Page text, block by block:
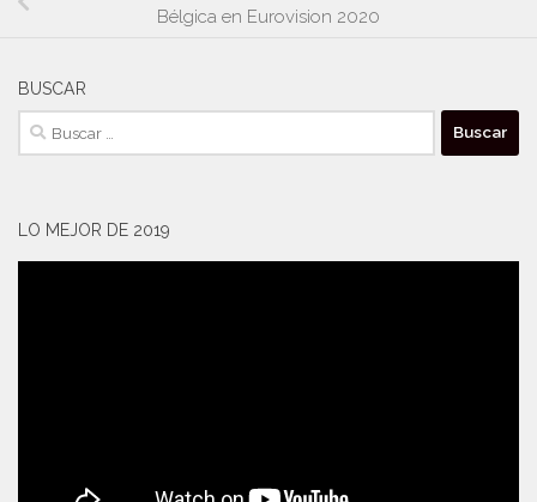
Bélgica en Eurovision 2020
BUSCAR
Buscar:
LO MEJOR DE 2019